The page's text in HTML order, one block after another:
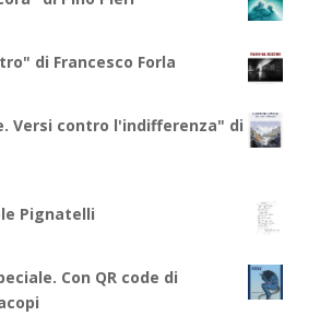
di Francesco Forla
Versi contro l'indifferenza" di
Pignatelli
Con QR code di